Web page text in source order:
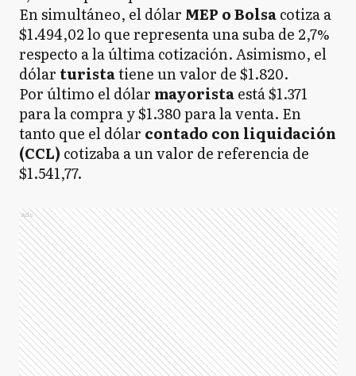
En simultáneo, el dólar MEP o Bolsacotiza a
$1.494,02 lo que representa una suba de 2,7%
respecto a la última cotización. Asimismo, el
dólar turistatiene un valor de $1.820.
Por último el dólar mayoristaestá $1.371
para la compra y $1.380 para la venta. En
tanto que el dólar contado con liquidación
(CCL) cotizaba a un valor de referencia de
$1.541,77.
Ads